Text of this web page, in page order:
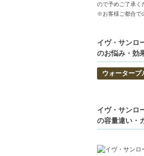
【商品の特徴】
ウォータープ
多彩な質感と
【こんな方へお
【JAN/
ので予めご了承く
※お客様ご都合で
イヴ・サンロ
のお悩み・効
ウォータープ
イヴ・サンロ
の容量違い・